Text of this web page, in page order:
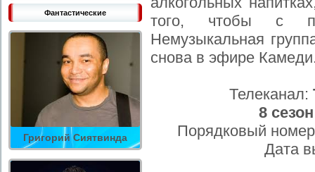
Фантастические
Григорий Сиятвинда
того, чтобы с
Немузыкальная
снова в эфире
Телеканал:
8 сезон
Порядковый
Дата